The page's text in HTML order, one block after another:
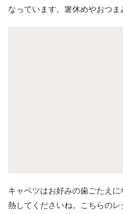
なっています。箸休めやおつま
キャベツはお好みの歯ごたえ
熱してくださいね。こちらの